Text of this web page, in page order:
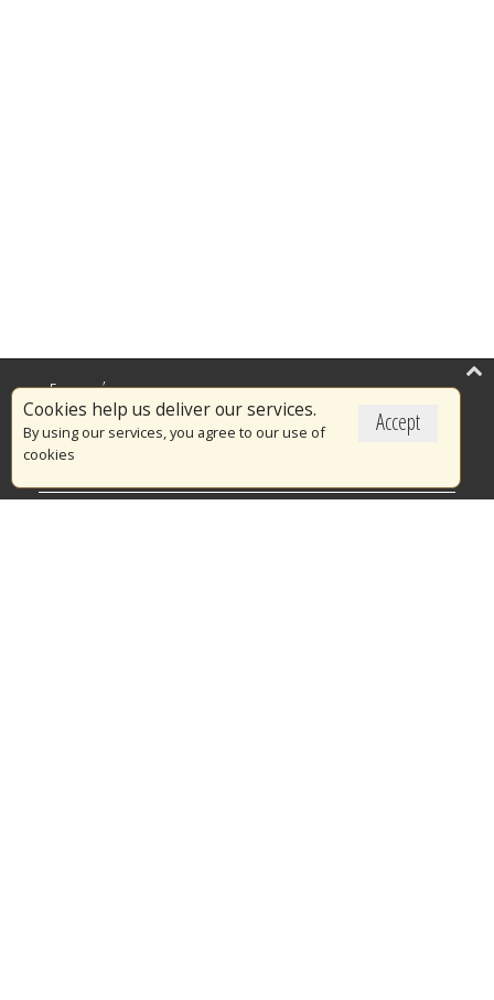
Accept
Cookies help us deliver our services.
By using our services, you agree to our use of
cookies
Επικαιρότητα
Το Πυροσβεστικό Σώμα